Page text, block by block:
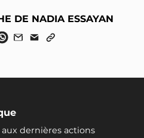
DE NADIA ESSAYAN
dernières actions